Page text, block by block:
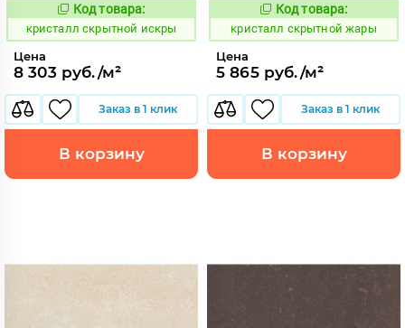
823784
Код товара:
кристалл скрытной искры
Цена
8 303 руб./м²
Заказ в 1 клик
В корзину
823775
Код товара:
кристалл скрытной жары
Цена
5 865 руб./м²
Заказ в 1 клик
В корзину